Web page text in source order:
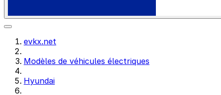
evkx.net
Modèles de véhicules électriques
Hyundai